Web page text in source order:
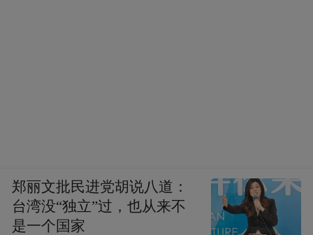
郑丽文批民进党胡说八道：
台湾没“独立”过，也从来不
是一个国家